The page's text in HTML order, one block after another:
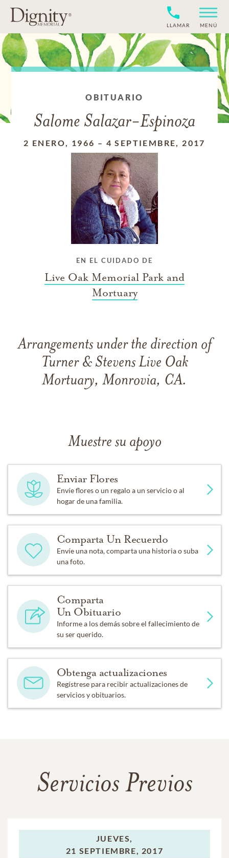
LLAMAR MENÚ
OBITUARIO
Salome Salazar-Espinoza
2 ENERO, 1966 – 4 SEPTIEMBRE, 2017
EN EL CUIDADO DE
Live Oak Memorial Park and
Mortuary
Arrangements under the direction of
Turner & Stevens Live Oak
Mortuary, Monrovia, CA.
Muestre su apoyo
Enviar Flores
Envíe flores o un regalo a un servicio o al
hogar de una familia.
Comparta Un Recuerdo
Envíe una nota, comparta una historia o suba
una foto.
Comparta
Un Obituario
Informe a los demás sobre el fallecimiento de
su ser querido.
Obtenga actualizaciones
Regístrese para recibir actualizaciones de
servicios y obituarios.
Servicios Previos
JUEVES,
21 SEPTIEMBRE, 2017